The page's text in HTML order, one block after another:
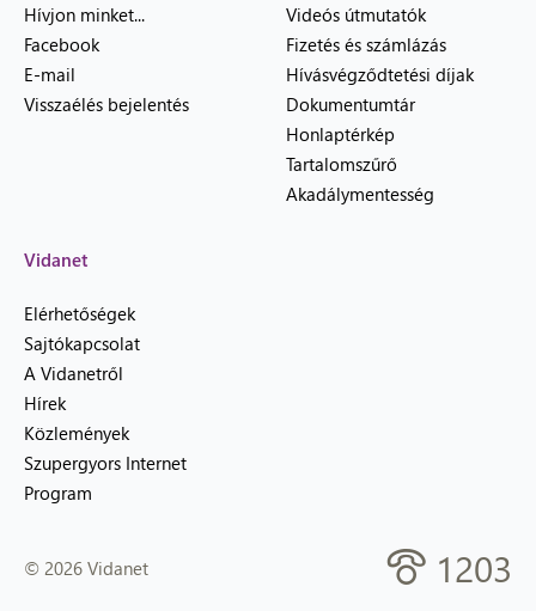
Hívjon minket...
Facebook
E-mail
Visszaélés bejelentés
Videós útmutatók
Fizetés és számlázás
Hívásvégződtetési díjak
Dokumentumtár
Honlaptérkép
Tartalomszűrő
Akadálymentesség
Vidanet
Elérhetőségek
Sajtókapcsolat
A Vidanetről
Hírek
Közlemények
Szupergyors Internet
Program
© 2026 Vidanet 1203